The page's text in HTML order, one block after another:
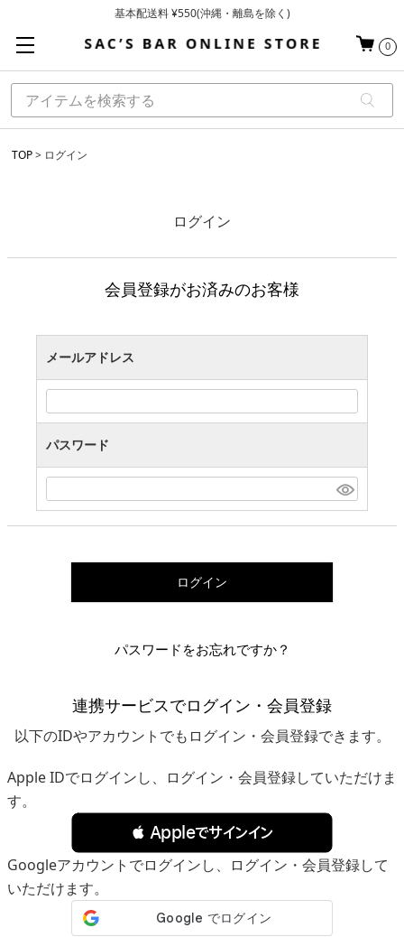
基本配送料 ¥550(沖縄・離島を除く)
お買い上げ合計¥3,980以上で送料無料
0
TOP ログイン
ログイン
会員登録がお済みのお客様
メールアドレス
パスワード
ログイン
パスワードをお忘れですか？
連携サービスでログイン・会員登録
以下のIDやアカウントでもログイン・会員登録できます。
Apple IDでログインし、ログイン・会員登録していただけま
す。
 Appleでサインイン
Googleアカウントでログインし、ログイン・会員登録して
いただけます。